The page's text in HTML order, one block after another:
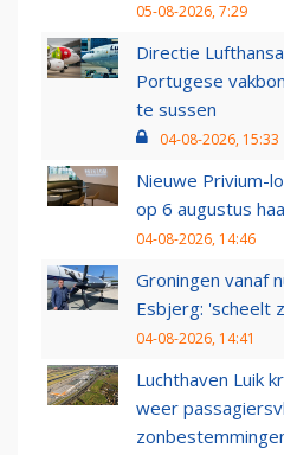
05-08-2026, 7:29
Directie
Portugese
te sussen
04-08-2026, 15:33
Nieuwe Privium-
op 6 augustus
04-08-2026, 14:46
Groningen vanaf
Esbjerg: 'scheelt
04-08-2026, 14:41
Luchthaven Luik
weer